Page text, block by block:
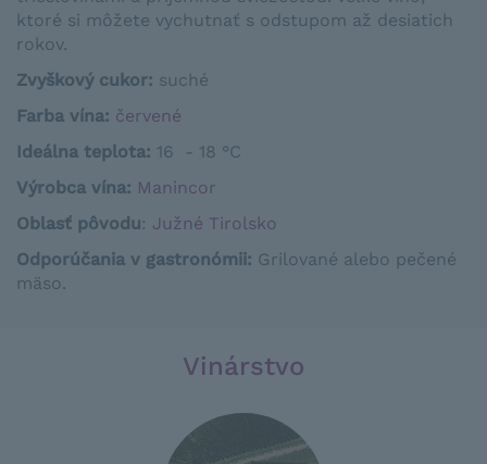
ktoré si môžete vychutnať s odstupom až desiatich
rokov.
Zvyškový cukor: suché
Farba vína: červené
Ideálna teplota: 16 - 18 °C
Výrobca vína: Manincor
Oblasť pôvodu: Južné Tirolsko
Odporúčania v gastronómii: Grilované alebo pečené
mäso.
Vinárstvo